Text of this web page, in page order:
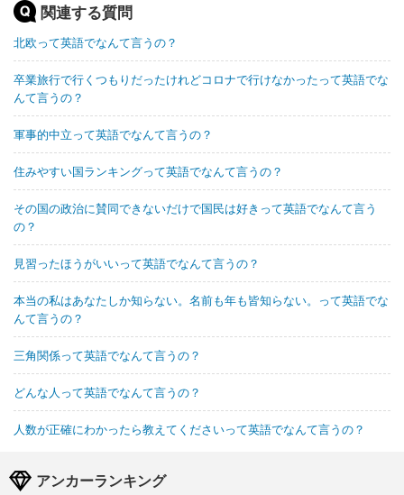
関連する質問
北欧って英語でなんて言うの？
卒業旅行で行くつもりだったけれどコロナで行けなかったって英語でな
んて言うの？
軍事的中立って英語でなんて言うの？
住みやすい国ランキングって英語でなんて言うの？
その国の政治に賛同できないだけで国民は好きって英語でなんて言う
の？
見習ったほうがいいって英語でなんて言うの？
本当の私はあなたしか知らない。名前も年も皆知らない。って英語でな
んて言うの？
三角関係って英語でなんて言うの？
どんな人って英語でなんて言うの？
人数が正確にわかったら教えてくださいって英語でなんて言うの？
アンカーランキング